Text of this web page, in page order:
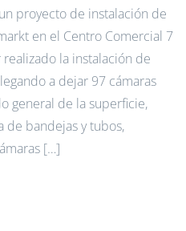
proyecto de instalación de
en el Centro Comercial 7
la instalación de
a dejar 97 cámaras
general de la superficie,
de bandejas y tubos,
[…]